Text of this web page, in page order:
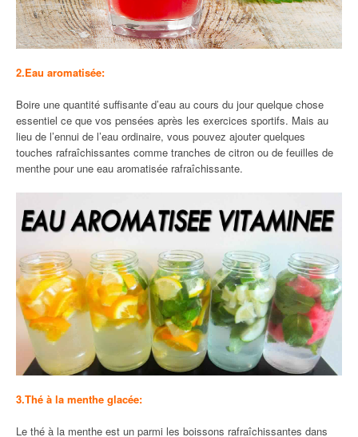
2.Eau aromatisée:
Boire une quantité suffisante d’eau au cours du jour quelque chose
essentiel ce que vos pensées après les exercices sportifs. Mais au
lieu de l’ennui de l’eau ordinaire, vous pouvez ajouter quelques
touches rafraîchissantes comme tranches de citron ou de feuilles de
menthe pour une eau aromatisée rafraîchissante.
3.Thé à la menthe glacée:
Le thé à la menthe est un parmi les boissons rafraîchissantes dans